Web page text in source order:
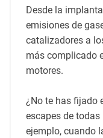
Desde la
emisiones de
catalizadores a
más complicado
motores.
¿No te has fijado
escapes de todas
ejemplo, cuando